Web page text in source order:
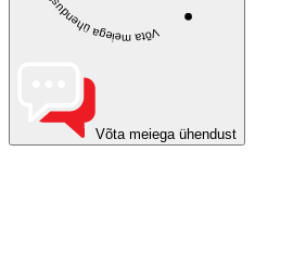
Võta meiega ühendust
Võta meiega ühendust